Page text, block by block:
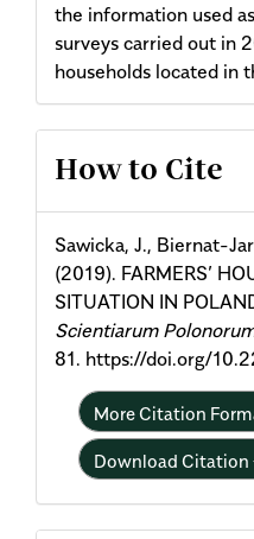
the information used
surveys carried out in
households located in
Article
Details
How to Cite
Sawicka, J., Biernat-
(2019). FARMERS’
SITUATION IN
Scientiarum
81. https://doi.org/
More Citation
Download Citation